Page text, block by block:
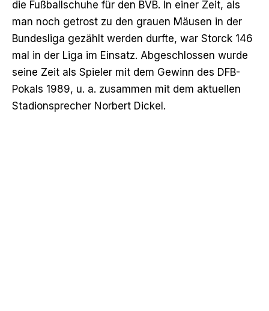
die Fußballschuhe für den BVB. In einer Zeit, als
man noch getrost zu den grauen Mäusen in der
Bundesliga gezählt werden durfte, war Storck 146
mal in der Liga im Einsatz. Abgeschlossen wurde
seine Zeit als Spieler mit dem Gewinn des DFB-
Pokals 1989, u. a. zusammen mit dem aktuellen
Stadionsprecher Norbert Dickel.